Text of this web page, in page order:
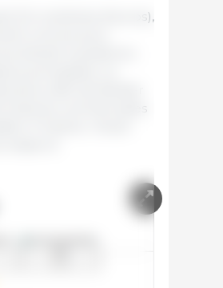
21,4 centimes d’euros),
connue pour
élevée a posteriori,
principales. La
afin de faciliter
commerciales
À l’avenir, l’écart